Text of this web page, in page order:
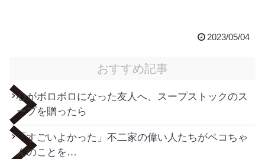
2023/05/04
おすすめ記事
心がボロボロになった友人へ、スープストックのス
ープを贈ったら
「すごいよかった」不二家の偉い人たちがペコちゃ
んのことを…